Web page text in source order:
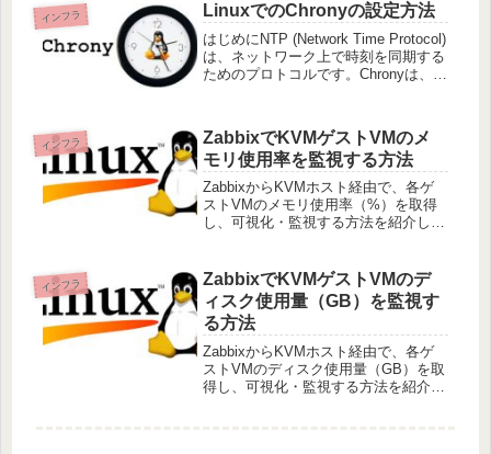
インフラ LinuxでのChronyの設定方法
はじめにNTP (Network Time Protocol)
は、ネットワーク上で時刻を同期する
ためのプロトコルです。Chronyは、
サーバーです。特にモバイル環境や
インフラ
ZabbixでKVMゲストVMのメ
モリ使用率を監視する方法
ZabbixからKVMホスト経由で、各ゲ
ストVMのメモリ使用率（%）を取得
し、可視化・監視する方法を紹介しま
得します。 1. スクリプトの配置以下
の内容でスク
インフラ
ZabbixでKVMゲストVMのデ
ィスク使用量（GB）を監視す
る方法
ZabbixからKVMホスト経由で、各ゲ
ストVMのディスク使用量（GB）を取
得し、可視化・監視する方法を紹介し